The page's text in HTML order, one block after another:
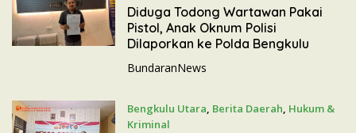
23 Mei 2026
Diduga Todong Wartawan Pakai
Pistol, Anak Oknum Polisi
Dilaporkan ke Polda Bengkulu
BundaranNews
Bengkulu Utara, Berita Daerah, Hukum &
Kriminal